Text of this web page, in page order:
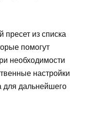
из списка
помогут
необходимости
настройки
для дальнейшего